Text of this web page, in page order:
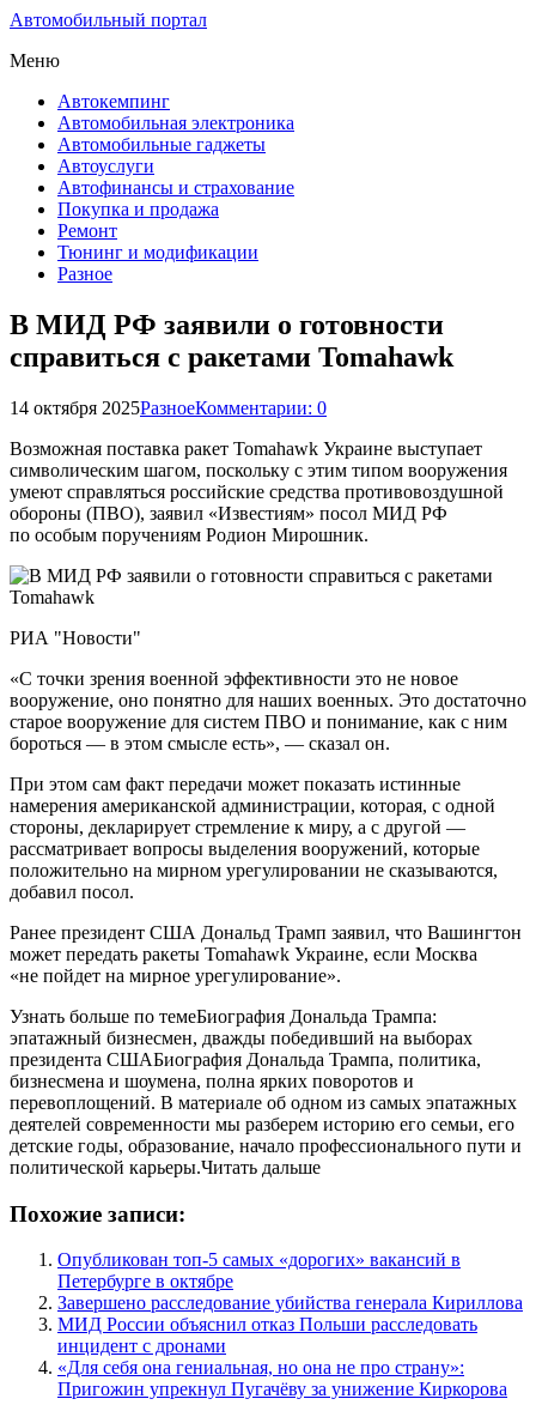
Автомобильный портал
Меню
Автокемпинг
Автомобильная электроника
Автомобильные гаджеты
Автоуслуги
Автофинансы и страхование
Покупка и продажа
Ремонт
Тюнинг и модификации
Разное
В МИД РФ заявили о готовности
справиться с ракетами Tomahawk
14 октября 2025РазноеКомментарии: 0
Возможная поставка ракет Tomahawk Украине выступает
символическим шагом, поскольку с этим типом вооружения
умеют справляться российские средства противовоздушной
обороны (ПВО), заявил «Известиям» посол МИД РФ
по особым поручениям Родион Мирошник.
РИА "Новости"
«С точки зрения военной эффективности это не новое
вооружение, оно понятно для наших военных. Это достаточно
старое вооружение для систем ПВО и понимание, как с ним
бороться — в этом смысле есть», — сказал он.
При этом сам факт передачи может показать истинные
намерения американской администрации, которая, с одной
стороны, декларирует стремление к миру, а с другой —
рассматривает вопросы выделения вооружений, которые
положительно на мирном урегулировании не сказываются,
добавил посол.
Ранее президент США Дональд Трамп заявил, что Вашингтон
может передать ракеты Tomahawk Украине, если Москва
«не пойдет на мирное урегулирование».
Узнать больше по темеБиография Дональда Трампа:
эпатажный бизнесмен, дважды победивший на выборах
президента СШАБиография Дональда Трампа, политика,
бизнесмена и шоумена, полна ярких поворотов и
перевоплощений. В материале об одном из самых эпатажных
деятелей современности мы разберем историю его семьи, его
детские годы, образование, начало профессионального пути и
политической карьеры.Читать дальше
Похожие записи:
Опубликован топ-5 самых «дорогих» вакансий в
Петербурге в октябре
Завершено расследование убийства генерала Кириллова
МИД России объяснил отказ Польши расследовать
инцидент с дронами
«Для себя она гениальная, но она не про страну»:
Пригожин упрекнул Пугачёву за унижение Киркорова